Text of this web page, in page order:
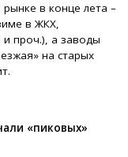
в конце лета –
в ЖКХ,
и проч.), а заводы
на старых
«пиковых»